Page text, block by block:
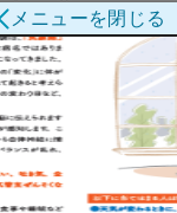
ブ
メ
ニ
ュ
ー
ブ
メ
ニ
ュ
メニューを閉じる